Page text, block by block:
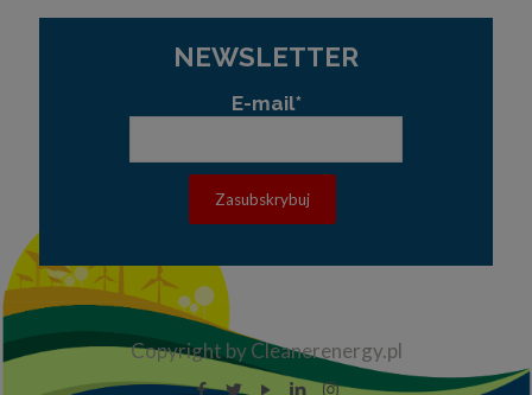
NEWSLETTER
E-mail*
Copyright by Cleanerenergy.pl